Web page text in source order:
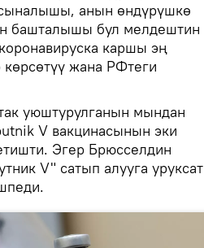
анын өндүрүшкө
башталышы бул мелдештин
каршы эң
жана РФтеги
уюштурулганын мындан
V вакцинасынын эки
Эгер Брюсселдин
V" сатып алууга уруксат